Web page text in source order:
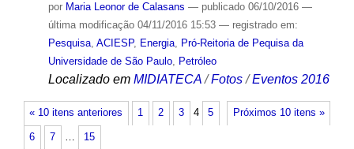
por Maria Leonor de Calasans — publicado06/10/2016 —
última modificação04/11/2016 15:53 — registrado em:
Pesquisa, ACIESP, Energia, Pró-Reitoria de Pequisa da
Universidade de São Paulo, Petróleo
Localizado em MIDIATECA /Fotos /Eventos 2016
« 10 itens anteriores Próximos 10 itens »
1 2 3 4 5
6 7 … 15